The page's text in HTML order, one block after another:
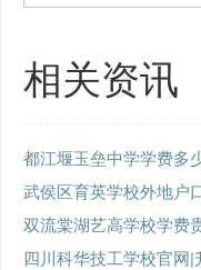
相关资讯
都江堰玉垒中学学费多
武侯区育英学校外地户
双流棠湖艺高学校学费
四川科华技工学校官网|